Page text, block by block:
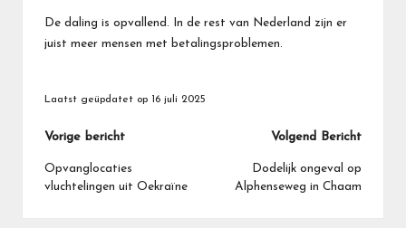
De daling is opvallend. In de rest van Nederland zijn er
juist meer mensen met betalingsproblemen.
Laatst geüpdatet op 16 juli 2025
Bericht
navigatie
Vorige bericht
Opvanglocaties
vluchtelingen uit Oekraïne
Volgend Bericht
Dodelijk ongeval op
Alphenseweg in Chaam